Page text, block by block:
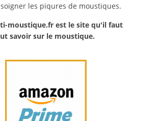
les piqures de moustiques.
moustique.fr est le site qu'il faut
savoir sur le moustique.